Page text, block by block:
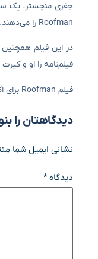
جفری منچستر، یک
Roofman را می‌دهند. پس از فرار از زندان، تیتوم زندگی جدیدی را آغاز می‌کند و در یک فروشگاه اسباب‌بازی معروف پنهان می‌شود.
در این فیلم همچنین
فیلم‌نامه را او و
فیلم Roofman برای اکران در تاریخ ۱۰ اکتبر ۲۰۲۵ (
دیدگاهتان را
نشانی ایمیل شما
دیدگاه*